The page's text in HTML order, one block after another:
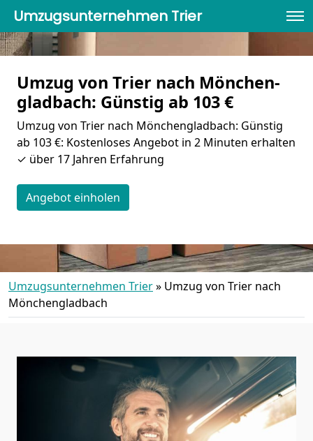
Umzugsunternehmen Trier
Umzug von Trier nach Mönchen­
gladbach: Günstig ab 103 €
Umzug von Trier nach Mönchen­gladbach: Günstig
ab 103 €: Kostenloses Angebot in 2 Minuten erhalten
✓ über 17 Jahren Erfahrung
Angebot einholen
Umzugsunternehmen Trier» Umzug von Trier nach
Mönchen­gladbach